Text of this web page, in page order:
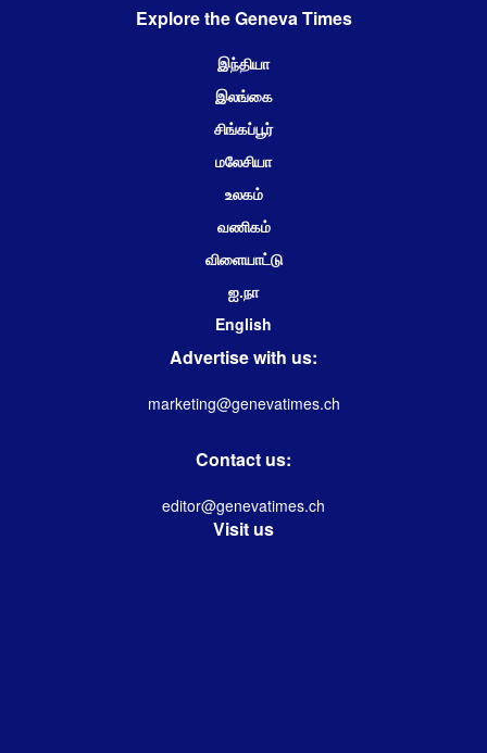
Explore the Geneva Times
இந்தியா
இலங்கை
சிங்கப்பூர்
மலேசியா
உலகம்
வணிகம்
விளையாட்டு
ஐ.நா
English
Advertise with us:
marketing@genevatimes.ch
Contact us:
editor@genevatimes.ch
Visit us